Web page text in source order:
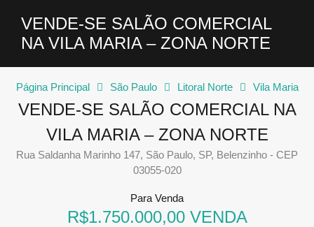
VENDE-SE SALÃO COMERCIAL
NA VILA MARIA – ZONA NORTE
Página Principal São Paulo Litoral Norte Vila Maria
VENDE-SE SALÃO COMERCIAL NA
VILA MARIA – ZONA NORTE
Rua Saldanha Marinho 147, São Paulo, SP, Belenzinho - CEP
03055-020
Para Venda
R$1.750.000,00 VENDA